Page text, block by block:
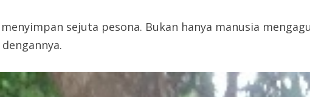
sejuta pesona. Bukan hanya manusia